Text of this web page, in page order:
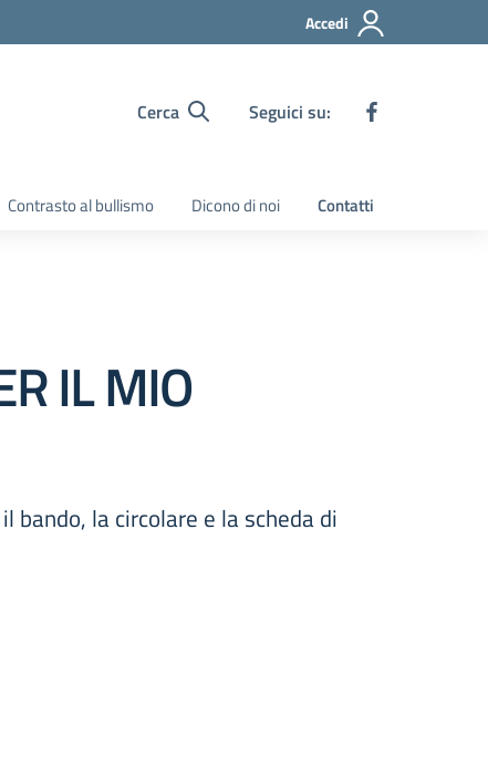
Accedi
Cerca Seguici su:
Contrasto al bullismo Dicono di noi Contatti
IL MIO
la circolare e la scheda di